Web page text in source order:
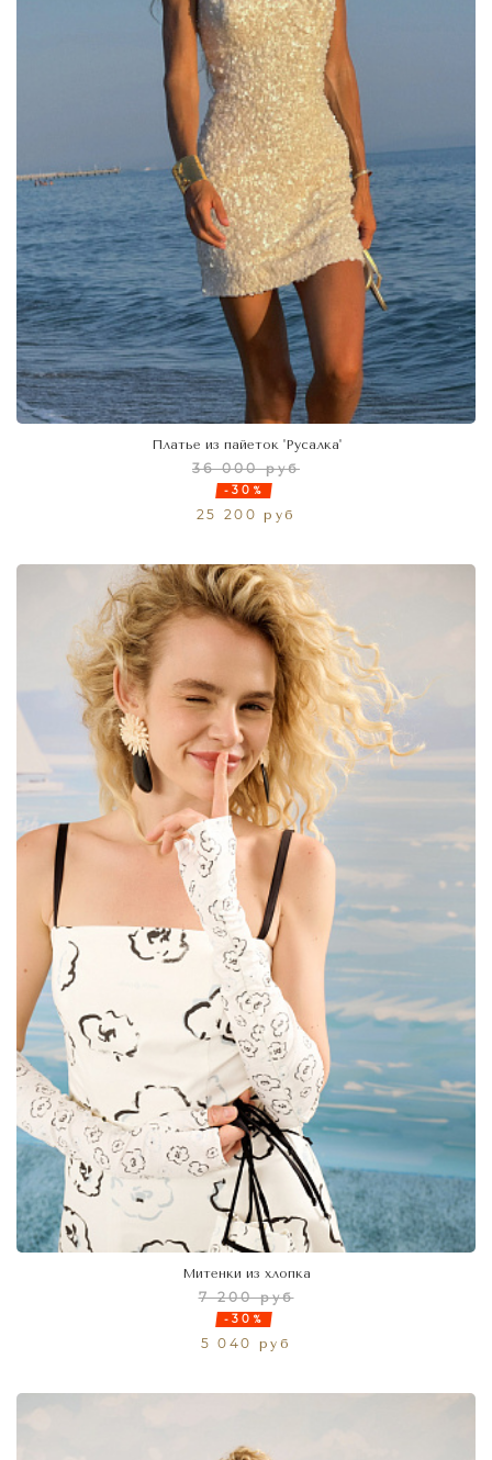
Платье из пайеток 'Русалка'
36 000 руб
-30%
25 200 руб
Митенки из хлопка
7 200 руб
-30%
5 040 руб